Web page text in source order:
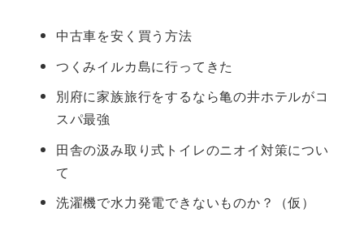
中古車を安く買う方法
つくみイルカ島に行ってきた
別府に家族旅行をするなら亀の井ホテルがコ
スパ最強
田舎の汲み取り式トイレのニオイ対策につい
て
洗濯機で水力発電できないものか？（仮）